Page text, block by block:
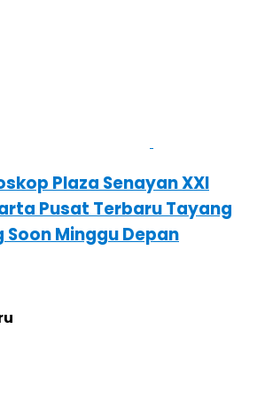
Plaza Senayan XXI
Pusat Terbaru Tayang
Soon Minggu Depan